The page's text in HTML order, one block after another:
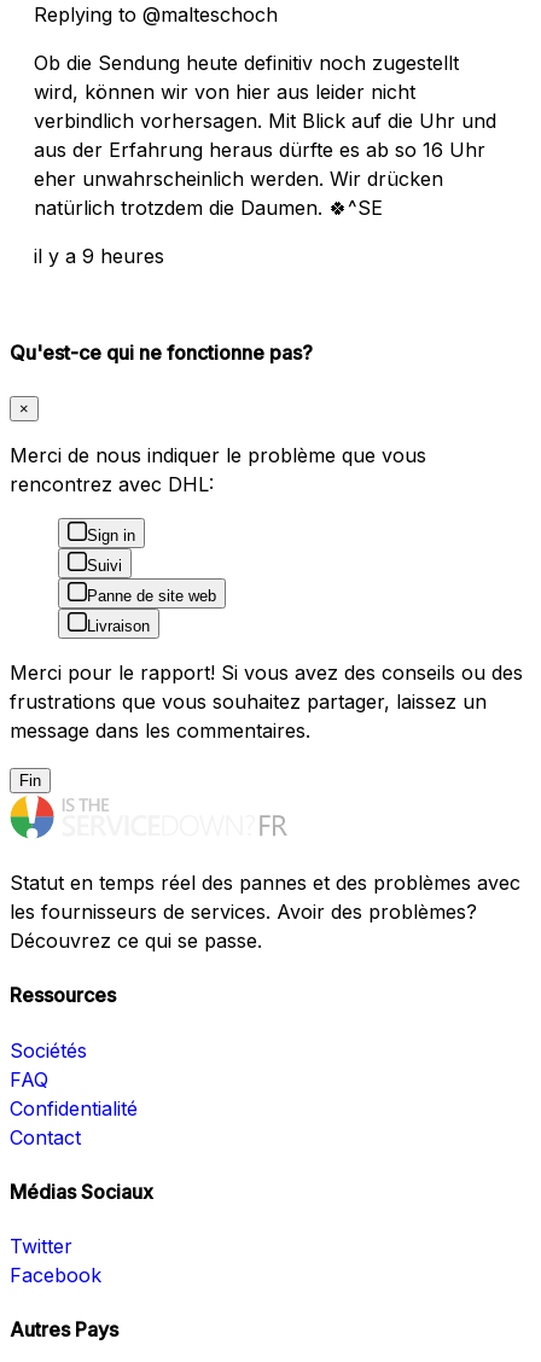
Replying to @malteschoch
Ob die Sendung heute definitiv noch zugestellt
wird, können wir von hier aus leider nicht
verbindlich vorhersagen. Mit Blick auf die Uhr und
aus der Erfahrung heraus dürfte es ab so 16 Uhr
eher unwahrscheinlich werden. Wir drücken
natürlich trotzdem die Daumen. 🍀^SE
il y a 9 heures
Qu'est-ce qui ne fonctionne pas?
×
Merci de nous indiquer le problème que vous
rencontrez avec DHL:
Sign in
Suivi
Panne de site web
Livraison
Merci pour le rapport! Si vous avez des conseils ou des
frustrations que vous souhaitez partager, laissez un
message dans les commentaires.
Fin
Statut en temps réel des pannes et des problèmes avec
les fournisseurs de services. Avoir des problèmes?
Découvrez ce qui se passe.
Ressources
Sociétés
FAQ
Confidentialité
Contact
Médias Sociaux
Twitter
Facebook
Autres Pays